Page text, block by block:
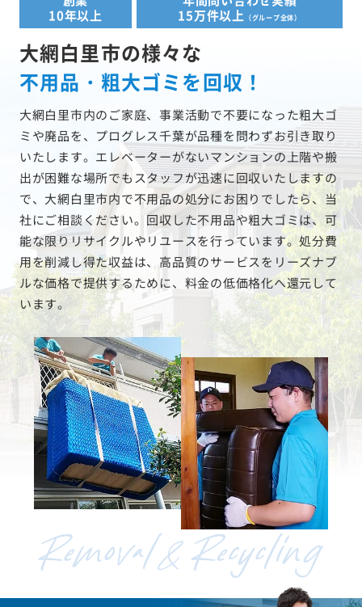
創業
10年以上
年間問い合わせ実績
15万件以上（グループ全体）
大網白里市の様々な
不用品・粗大ゴミを回収！
大網白里市内のご家庭、事業活動で不要になった粗大ゴ
ミや廃品を、プログレス千葉が品種を問わずお引き取り
いたします。エレベーターがないマンションの上階や搬
出が困難な場所でもスタッフが迅速に回収いたしますの
で、大網白里市内で不用品の処分にお困りでしたら、当
社にご相談ください。回収した不用品や粗大ゴミは、可
能な限りリサイクルやリユースを行っています。処分費
用を削減し得た収益は、高品質のサービスをリーズナブ
ルな価格で提供するために、料金の低価格化へ還元して
います。